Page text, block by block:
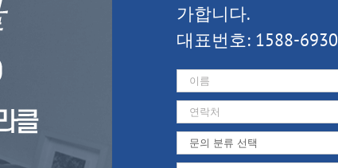
가합니다.
대표번호: 1588-6930